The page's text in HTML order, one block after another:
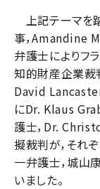
上記テーマを
事，Amandine
弁護士によりフ
知的財産企業裁
David
にDr. Klaus
護士，Dr.
擬裁判が，それ
一弁護士，城山
いました。